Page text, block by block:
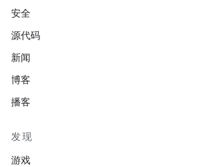
安全
源代码
新闻
博客
播客
发现
游戏